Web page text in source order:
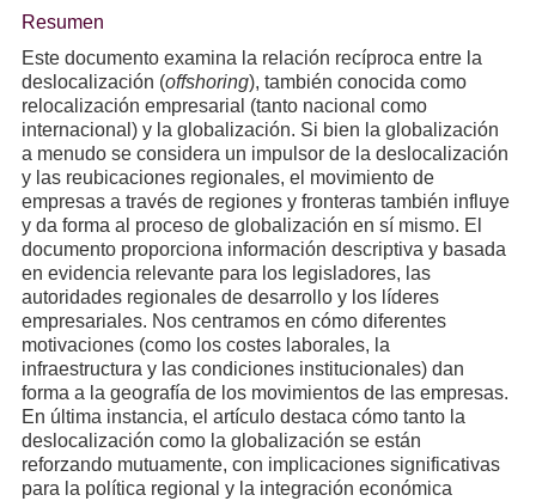
Resumen
Este documento examina la relación recíproca entre la
deslocalización (offshoring), también conocida como
relocalización empresarial (tanto nacional como
internacional) y la globalización. Si bien la globalización
a menudo se considera un impulsor de la deslocalización
y las reubicaciones regionales, el movimiento de
empresas a través de regiones y fronteras también influye
y da forma al proceso de globalización en sí mismo. El
documento proporciona información descriptiva y basada
en evidencia relevante para los legisladores, las
autoridades regionales de desarrollo y los líderes
empresariales. Nos centramos en cómo diferentes
motivaciones (como los costes laborales, la
infraestructura y las condiciones institucionales) dan
forma a la geografía de los movimientos de las empresas.
En última instancia, el artículo destaca cómo tanto la
deslocalización como la globalización se están
reforzando mutuamente, con implicaciones significativas
para la política regional y la integración económica